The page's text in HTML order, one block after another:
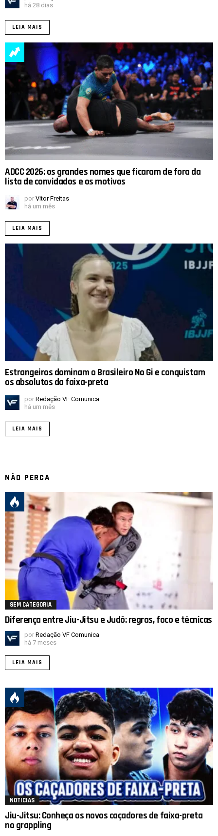
há 28 dias
LEIA MAIS
ADCC 2026: os grandes nomes que ficaram de fora da
lista de convidados e os motivos
por Vitor Freitas
há um mês
LEIA MAIS
Estrangeiros dominam o Brasileiro No Gi e conquistam
os absolutos da faixa-preta
por Redação VF Comunica
há um mês
LEIA MAIS
NÃO PERCA
SEM CATEGORIA
Diferença entre Jiu-Jitsu e Judô: regras, foco e técnicas
por Redação VF Comunica
há 7 meses
LEIA MAIS
NOTICIAS
Jiu-Jitsu: Conheça os novos caçadores de faixa-preta
no grappling